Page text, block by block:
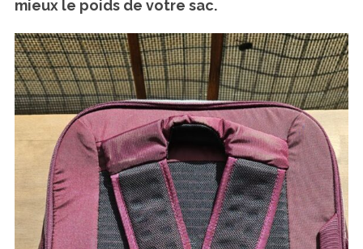
mieux le poids de votre sac.